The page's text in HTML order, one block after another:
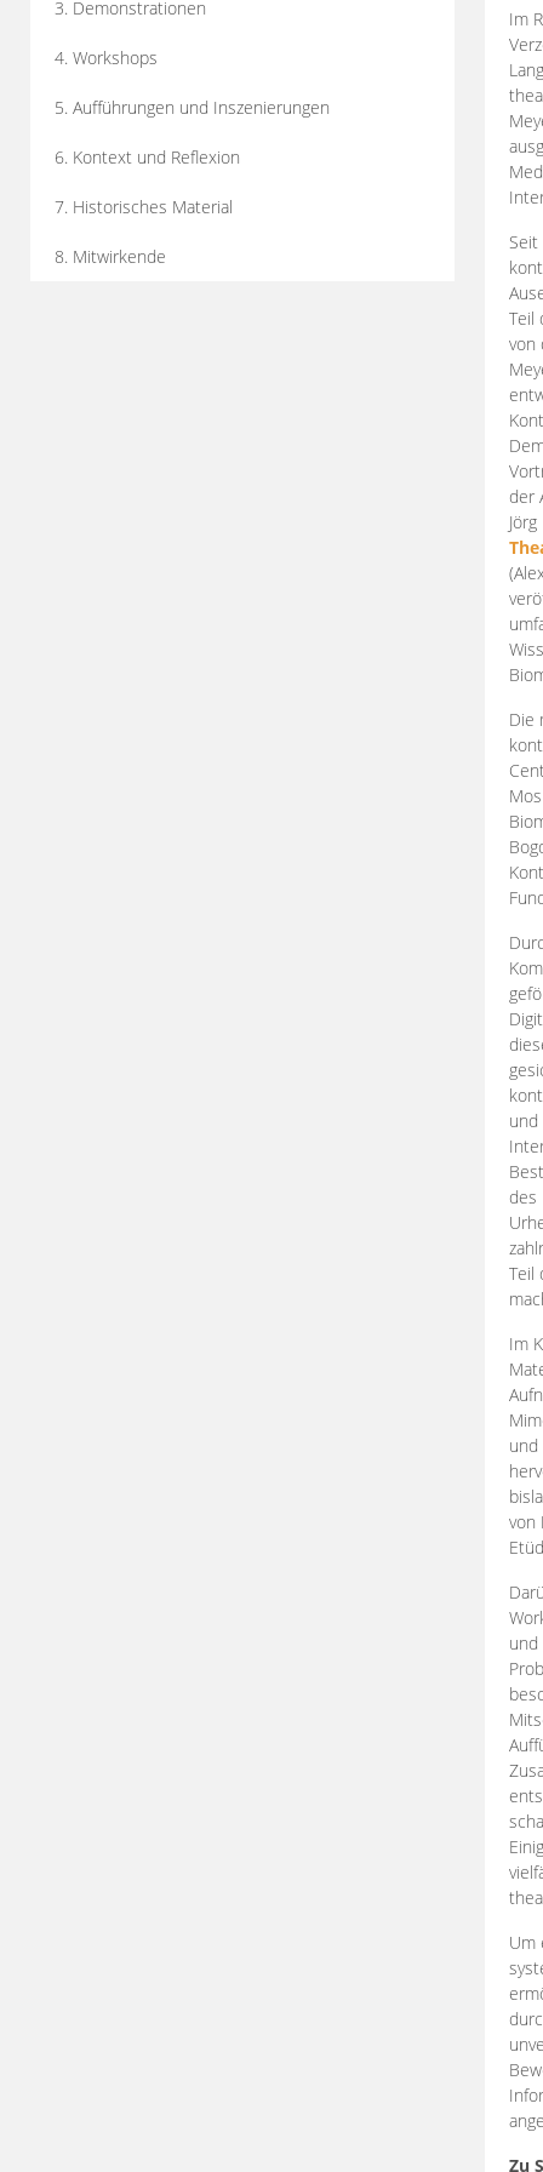
3. Demonstrationen
4. Workshops
5. Aufführungen und Inszenierungen
6. Kontext und Reflexion
7. Historisches Material
8. Mitwirkende
Im
Teil
von
der
Die
des
Teil
Im
und
von
und
Um
Zu